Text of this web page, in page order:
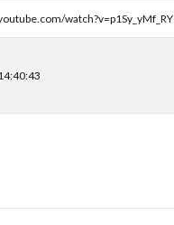
watch?v=p1Sy_yMf_RY